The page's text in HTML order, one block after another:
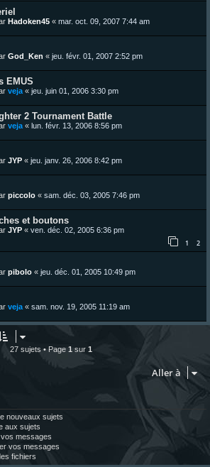
Hadoken45 « mar. oct. 09, 2007 7:44 am
God_Ken « jeu. févr. 01, 2007 2:52 pm
EMUS
veja « jeu. juin 01, 2006 3:30 pm
2 Tournament Battle
veja « lun. févr. 13, 2006 8:56 pm
JYP « jeu. janv. 26, 2006 8:42 pm
piccolo « sam. déc. 03, 2005 7:46 pm
et boutons
JYP « ven. déc. 02, 2005 6:36 pm
1 2
pibolo « jeu. déc. 01, 2005 10:49 pm
veja « sam. nov. 19, 2005 11:19 am
27 sujets • Page 1 sur 1
Aller à
nouveaux sujets
aux sujets
messages
vos messages
fichiers